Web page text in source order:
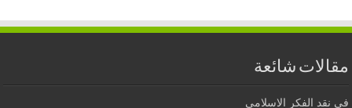
مقالات شائعة
في نقد الفكر الاسلامي